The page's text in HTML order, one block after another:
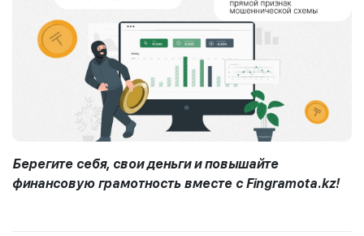
Берегите себя, свои деньги и повышайте
финансовую грамотность вместе с Fingramota.kz!